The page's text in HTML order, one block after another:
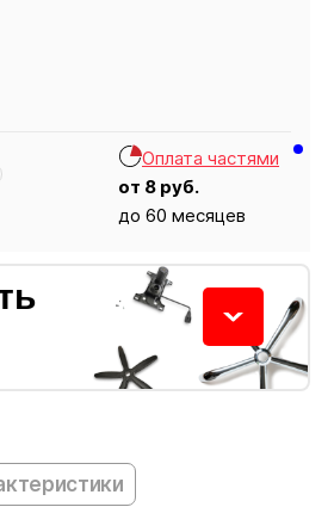
Оплата частями
от 8 руб.
до 60 месяцев